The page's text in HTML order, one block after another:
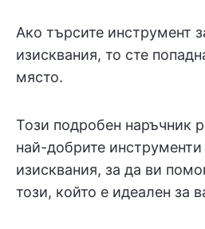
Ако търсите инструмент
изисквания, то сте
място.
Този подробен наръчник
най-добрите инструменти
изисквания, за да ви
този, който е идеален за